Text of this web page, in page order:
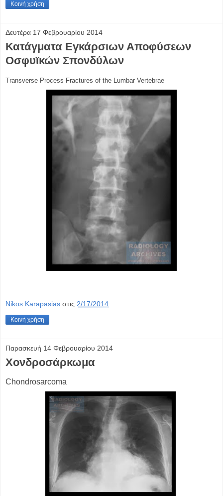
Κοινή χρήση
Δευτέρα 17 Φεβρουαρίου 2014
Κατάγματα Εγκάρσιων Αποφύσεων
Οσφυϊκών Σπονδύλων
Transverse Process Fractures of the Lumbar Vertebrae
Nikos Karapasias στις 2/17/2014
Κοινή χρήση
Παρασκευή 14 Φεβρουαρίου 2014
Χονδροσάρκωμα
Chondrosarcoma